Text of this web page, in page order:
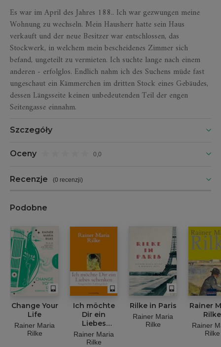
Es war im April des Jahres 188.. Ich war gezwungen meine
Wohnung zu wechseln. Mein Hausherr hatte sein Haus
verkauft und der neue Besitzer war entschlossen, das
Stockwerk, in welchem mein bescheidenes Zimmer sich
befand, ungeteilt zu vermieten. Ich suchte lange nach einem
anderen - erfolglos. Endlich nahm ich des Suchens müde fast
ungeschaut ein Kämmerchen im dritten Stock eines Gebäudes,
dessen Längsseite keinen unbedeutenden Teil der engen
Seitengasse einnahm.
Szczegóły
Oceny 0,0
Recenzje (0 recenzji)
Podobne
Change Your
Life
Rainer Maria
Rilke
Ich möchte
Dir ein
Liebes
schenken
Rainer Maria
Rilke
Rilke in Paris
Rainer Maria
Rilke
Rainer
Rilke
Rainer
Rilke